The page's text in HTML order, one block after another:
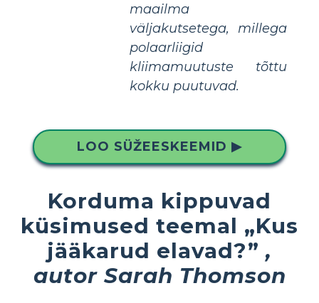
maailma
väljakutsetega, millega
polaarliigid
kliimamuutuste tõttu
kokku puutuvad.
LOO SÜŽEESKEEMID ▶
Korduma kippuvad
küsimused teemal „Kus
jääkarud elavad?” ,
autor Sarah Thomson